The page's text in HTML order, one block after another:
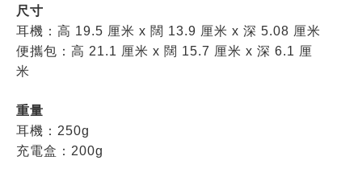
尺寸
耳機：高 19.5 厘米 x 闊 13.9 厘米 x 深 5.08 厘米
便攜包：高 21.1 厘米 x 闊 15.7 厘米 x 深 6.1 厘
米
重量
耳機： 250g
充電盒 ： 200g